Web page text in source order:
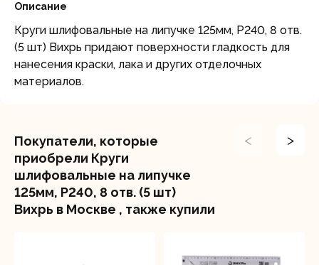
Описание
Круги шлифовальные на липучке 125мм, P240, 8 отв.
(5 шт) Вихрь придают поверхности гладкость для
нанесения краски, лака и других отделочных
материалов.
Покупатели, которые
приобрели Круги
шлифовальные на липучке
125мм, P240, 8 отв. (5 шт)
Вихрь в Москве , также купили
< >